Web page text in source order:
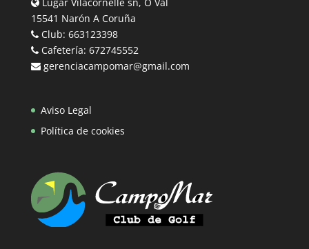
15541 Narón A Coruña
Club: 663123398
Cafetería: 672745552
gerenciacampomar@gmail.com
Aviso Legal
Política de cookies